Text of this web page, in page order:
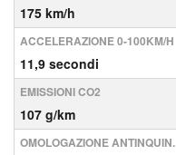
175 km/h
ACCELERAZIONE 0-100KM/H
11,9 secondi
EMISSIONI CO2
107 g/km
OMOLOGAZIONE ANTINQUIN.